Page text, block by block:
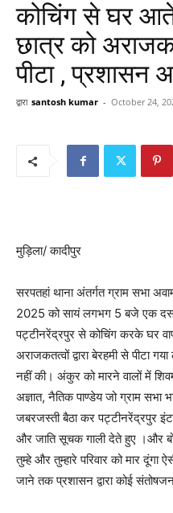
कोचिंग से घर
छात्र को
पीटा , प्रशासन
द्वारा santosh kumar - October 24,
मुड़िला/ कादीपुर
सरपतहां थाना अंतर्गत ग्राम सभा
2025 को सायं लगभग 5 बजे एक
पट्टीनरेंद्रपुर से कोचिंग करके घर
अराजकतत्वों द्वारा बेरहमी से पीटा
नहीं की। अंकुर को मारने वालों में
अज्ञात, नैतिक पाण्डेय जो ग्राम सभा
जबरजस्ती बैठा कर पट्टीनरेंद्रपुर
और जाति सूचक गाली देते हुए ।और
तुम्हे और तुम्हारे परिवार को मार
जाने तक प्रशासन द्वारा कोई